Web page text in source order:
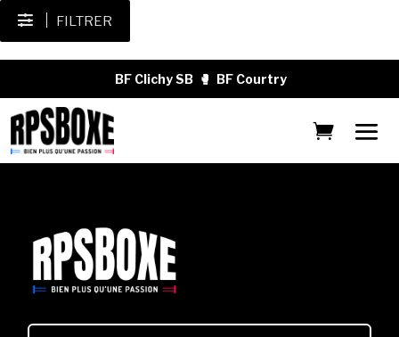
FILTRER
BF Clichy SB 🥊 BF Courtry